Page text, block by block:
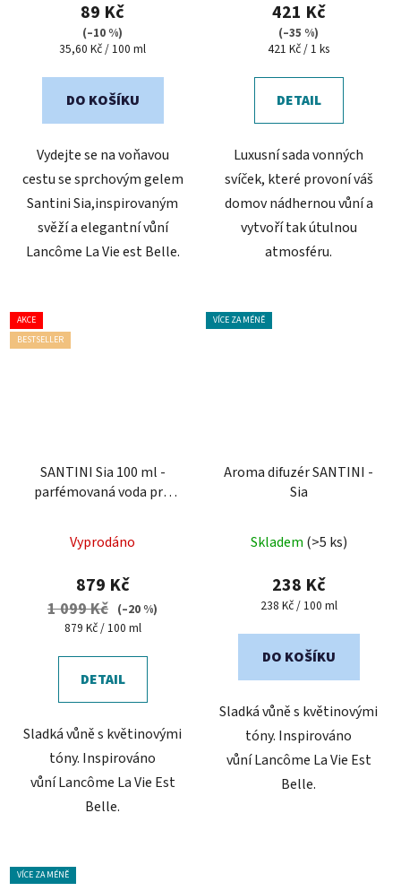
je
5,0
z
5
hvězdiček.
89 Kč
(–10 %)
Měrná
35,60 Kč / 100 ml
DO KOŠÍKU
Vydejte se na voňavou
cestu se sprchovým gelem
Santini Sia,inspirovaným
svěží a elegantní vůní
Lancôme La Vie est Belle.
421 Kč
(–35 %)
Měrná
421 Kč / 1 ks
DETAIL
Luxusní sada vonných
svíček, které provoní váš
domov nádhernou vůní a
vytvoří tak útulnou
atmosféru.
AKCE
BESTSELLER
SANTINI Sia 100 ml -
parfémovaná voda pro
hodnocení
produktu
je
5,0
5
Vyprodáno
879 Kč
1 099 Kč (–20 %)
Měrná
879 Kč / 100 ml
DETAIL
Sladká vůně s květinovými
tóny. Inspirováno
vůní Lancôme La Vie Est
Belle.
VÍCE ZA MÉNĚ
Aroma difuzér SANTINI -
Sia
hodnocení
produktu
je
z
Skladem (>5 ks)
238 Kč
Měrná
238 Kč / 100 ml
DO KOŠÍKU
Sladká vůně s květinovými
tóny. Inspirováno
vůní Lancôme La Vie Est
Belle.
VÍCE ZA MÉNĚ